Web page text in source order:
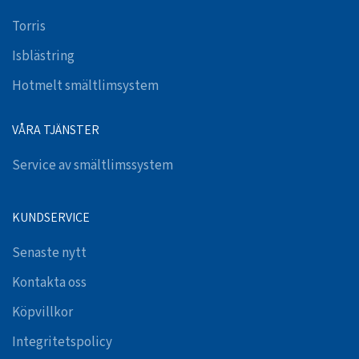
Torris
Isblästring
Hotmelt smältlimsystem
VÅRA TJÄNSTER
Service av smältlimssystem
KUNDSERVICE
Senaste nytt
Kontakta oss
Köpvillkor
Integritetspolicy